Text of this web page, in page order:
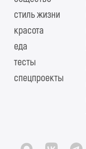
стиль жизни
красота
еда
тесты
спецпроекты